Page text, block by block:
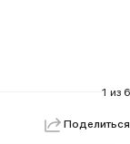
1 из 6
Поделиться